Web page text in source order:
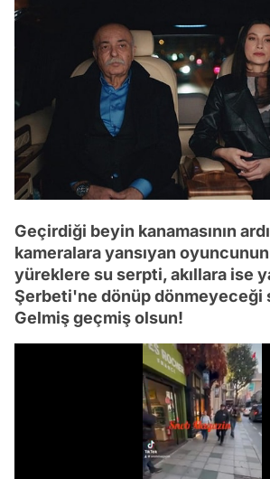
Geçirdiği beyin kanamasının
kameralara yansıyan oyuncunun
yüreklere su serpti, akıllara ise
Şerbeti'ne dönüp dönmeyeceği
Gelmiş geçmiş olsun!